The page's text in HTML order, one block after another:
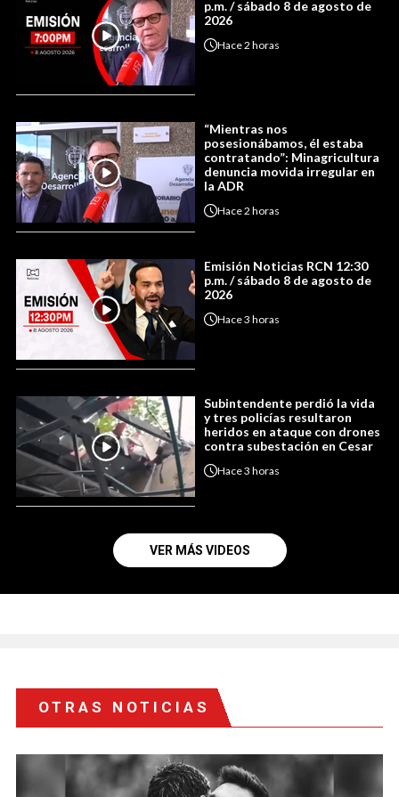
p.m. / sábado 8 de agosto de
2026
Hace2 horas
“Mientras nos
posesionábamos, él estaba
contratando”: Minagricultura
denuncia movida irregular en
la ADR
Hace2 horas
Emisión Noticias RCN 12:30
p.m. / sábado 8 de agosto de
2026
Hace3 horas
Subintendente perdió la vida
y tres policías resultaron
heridos en ataque con drones
contra subestación en Cesar
Hace3 horas
VER MÁS VIDEOS
OTRAS NOTICIAS